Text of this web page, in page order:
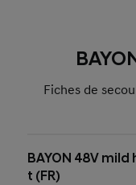
Fiches de
BAYON 48V
t (FR)